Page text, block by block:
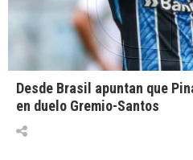
Desde Brasil apuntan que
en duelo Gremio-Santos